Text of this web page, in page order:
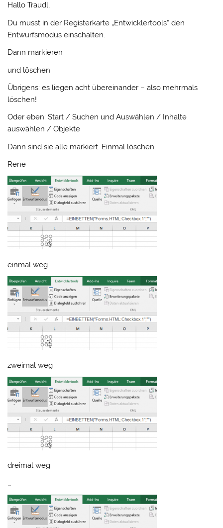
Hallo Traudl,
Du musst in der Registerkarte „Entwicklertools“ den
Entwurfsmodus einschalten.
Dann markieren
und löschen
Übrigens: es liegen acht übereinander – also mehrmals
löschen!
Oder eben: Start / Suchen und Auswählen / Inhalte
auswählen / Objekte
Dann sind sie alle markiert. Einmal löschen.
Rene
einmal weg
zweimal weg
dreimal weg
…